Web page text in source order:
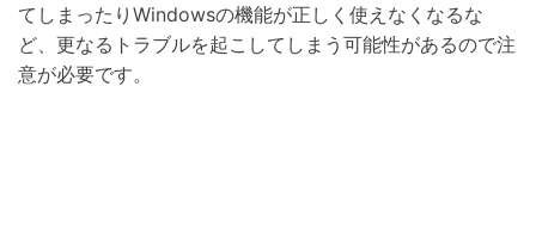
てしまったりWindowsの機能が正しく使えなくなるな
ど、更なるトラブルを起こしてしまう可能性があるので注
意が必要です。